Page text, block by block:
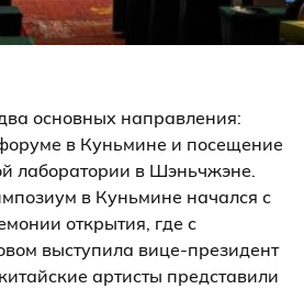
основных направления:
в Куньмине и посещение
лаборатории в Шэньчжэне.
в Куньмине начался с
открытия, где с
выступила вице-президент
артисты представили